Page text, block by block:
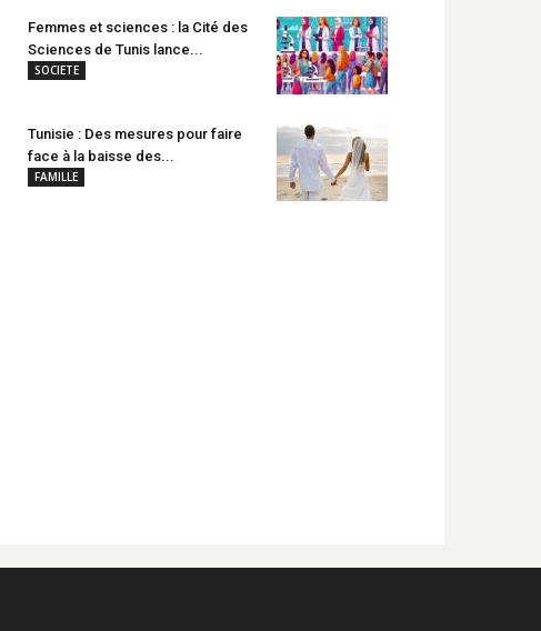
Femmes et sciences : la Cité des
Sciences de Tunis lance...
SOCIETE
Tunisie : Des mesures pour faire
face à la baisse des...
FAMILLE